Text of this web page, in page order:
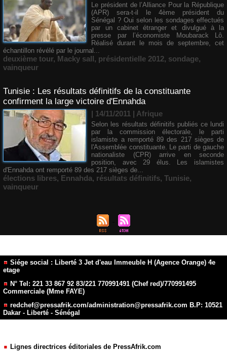
Le président de l’Alliance Pour la République
(APR) sera-t-il le 4ème président du
Sénégal ? Oui selon les sondages effectués
par un cabinet étranger et divulgué à la
presse par l’économiste Moubarack Lô.
Réalisé durant le mois de septembre, cet
échantillon révélé par le journal...
deuxième tour, Macky sall, présidentielle 2012, sondage,
vainqueur
Tunisie : Les résultats définitifs de la constituante
confirment la large victoire d'Ennahda
| 14/11/2011 | Afrique
Selon les résultats définitifs publiés ce lundi
par la commission électorale, le parti
islamiste a remporté 89 des 217 sièges de
l'Assemblée constituante. Le parti de gauche
nationaliste (CPR) arrive en seconde
position, avec 29 élus. Les islamistes
d'Ennahda ont remporté 89 des 217 sièges de...
élections libres, Ennahda, résultats définitifs, Tunisie,
vainqueur
Siége social : Liberté 3 Jet d'eau Immeuble H (Agence Orange) 4e
etage
N° Tel: 221 33 867 92 83/221 770991491 (Chef red)/770991495
Commerciale (Mme FAYE)
redchef@pressafrik.com/administration@pressafrik.com B.P: 10521
Dakar - Liberté - Sénégal
Lignes directrices éditoriales de PressAfrik.com